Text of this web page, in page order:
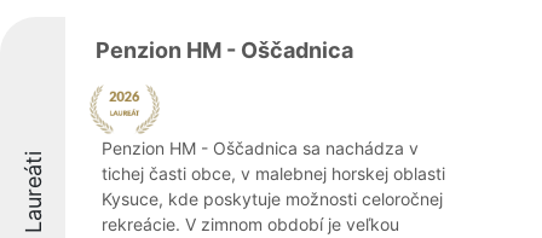
Laureáti
Penzion HM - Oščadnica
Penzion HM - Oščadnica sa nachádza v
tichej časti obce, v malebnej horskej oblasti
Kysuce, kde poskytuje možnosti celoročnej
rekreácie. V zimnom období je veľkou